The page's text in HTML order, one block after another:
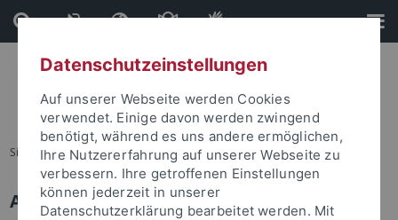
Direkt
zum
Inhalt
Direkt
zur
Fußleiste
Sie sind hier: Startseite
Anmelden
Datenschutzeinstellungen
Auf unserer Webseite werden Cookies
verwendet. Einige davon werden zwingend
benötigt, während es uns andere ermöglichen,
Ihre Nutzererfahrung auf unserer Webseite zu
verbessern. Ihre getroffenen Einstellungen
können jederzeit in unserer
Datenschutzerklärung bearbeitet werden. Mit